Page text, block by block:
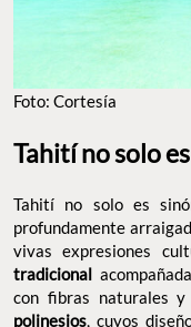
Foto: Cortesía
Tahití no solo
Tahití no solo es
profundamente
vivas expresiones
tradicional
con fibras naturales y
polinesios, cuyos